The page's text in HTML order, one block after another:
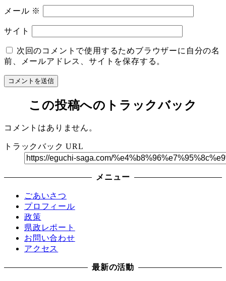
メール ※
サイト
次回のコメントで使用するためブラウザーに自分の名
前、メールアドレス、サイトを保存する。
この投稿へのトラックバック
コメントはありません。
トラックバック URL
メニュー
ごあいさつ
プロフィール
政策
県政レポート
お問い合わせ
アクセス
最新の活動